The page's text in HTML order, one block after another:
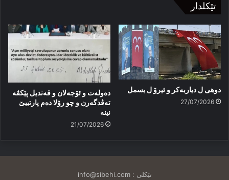
تێکلدار
دوهی ل دیاربەکر و ئیرۆ ل بسمل
27/07/2026
دەولەت و ئۆجەلان و قەندیل پێکڤە
تەڤدگەرن و چو رۆلا دەم پارتییێ
نینە
21/07/2026
تێکلی :info@sibehi.com